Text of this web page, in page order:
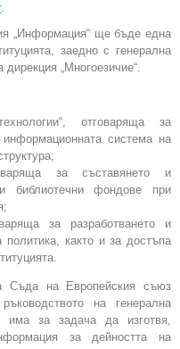
.
„Информация“ ще бъде една
заедно с генерална
„Многоезичие“.
отговаряща за
система на
за съставянето и
библиотечни фондове при
за разработването и
политика, както и за достъпа
Съда на Европейския съюз
на генерална
има за задача да изготвя,
за дейността на